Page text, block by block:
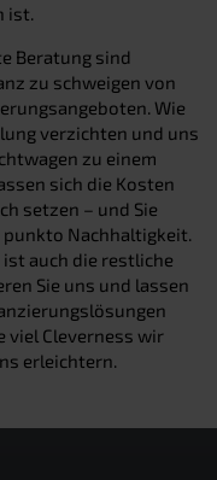
ist.
Beratung sind
zu schweigen von
Wie
verzichten und uns
zu einem
sich die Kosten
setzen – und Sie
Nachhaltigkeit.
auch die restliche
Sie uns und lassen
viel Cleverness wir
erleichtern.